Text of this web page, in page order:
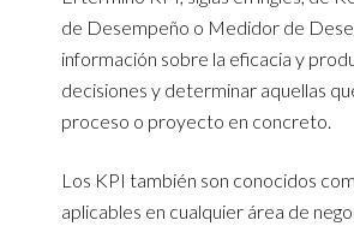
de Desempeño o Medidor de
información sobre la eficacia y
decisiones y determinar aquellas
proceso o proyecto en concreto.
Los KPI también son conocidos
aplicables en cualquier área de